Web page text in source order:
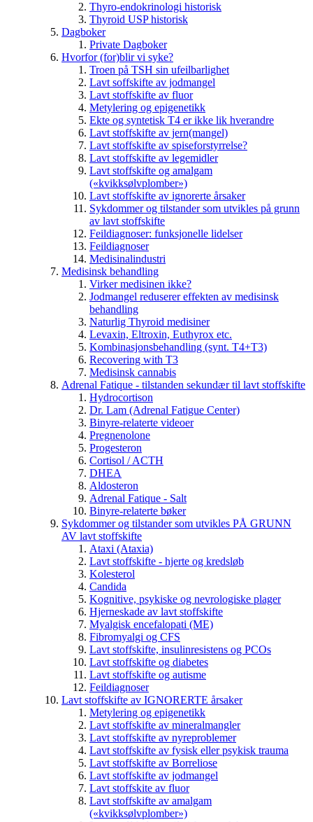
Thyro-endokrinologi historisk
Thyroid USP historisk
Dagboker
Private Dagboker
Hvorfor (for)blir vi syke?
Troen på TSH sin ufeilbarlighet
Lavt soffskifte av jodmangel
Lavt stoffskifte av fluor
Metylering og epigenetikk
Ekte og syntetisk T4 er ikke lik hverandre
Lavt stoffskifte av jern(mangel)
Lavt stoffskifte av spiseforstyrrelse?
Lavt stoffskifte av legemidler
Lavt stoffskifte og amalgam
(«kvikksølvplomber»)
Lavt stoffskifte av ignorerte årsaker
Sykdommer og tilstander som utvikles på grunn
av lavt stoffskifte
Feildiagnoser: funksjonelle lidelser
Feildiagnoser
Medisinalindustri
Medisinsk behandling
Virker medisinen ikke?
Jodmangel reduserer effekten av medisinsk
behandling
Naturlig Thyroid medisiner
Levaxin, Eltroxin, Euthyrox etc.
Kombinasjonsbehandling (synt. T4+T3)
Recovering with T3
Medisinsk cannabis
Adrenal Fatique - tilstanden sekundær til lavt stoffskifte
Hydrocortison
Dr. Lam (Adrenal Fatigue Center)
Binyre-relaterte videoer
Pregnenolone
Progesteron
Cortisol / ACTH
DHEA
Aldosteron
Adrenal Fatique - Salt
Binyre-relaterte bøker
Sykdommer og tilstander som utvikles PÅ GRUNN
AV lavt stoffskifte
Ataxi (Ataxia)
Lavt stoffskifte - hjerte og kredsløb
Kolesterol
Candida
Kognitive, psykiske og nevrologiske plager
Hjerneskade av lavt stoffskifte
Myalgisk encefalopati (ME)
Fibromyalgi og CFS
Lavt stoffskifte, insulinresistens og PCOs
Lavt stoffskifte og diabetes
Lavt stoffskifte og autisme
Feildiagnoser
Lavt stoffskifte av IGNORERTE årsaker
Metylering og epigenetikk
Lavt stoffskifte av mineralmangler
Lavt stoffskifte av nyreproblemer
Lavt stoffskifte av fysisk eller psykisk trauma
Lavt stoffskifte av Borreliose
Lavt stoffskifte av jodmangel
Lavt stoffskite av fluor
Lavt stoffskifte av amalgam
(«kvikksølvplomber»)